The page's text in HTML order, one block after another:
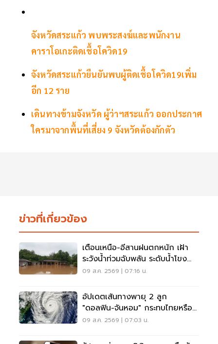
จังหวัดสระแก้ว พบพระสงฆ์และพนักงาน
คาราโอเกะติดเชื้อโควิด19
จังหวัดสระแก้วยืนยันพบผู้ติดเชื้อโควิด19เพิ่ม
อีก 12 ราย
เดินทางข้ามจังหวัด ผู้ว่าฯสระแก้ว ออกประกาศ
ใครมาจากพื้นที่เสี่ยง 9 จังหวัดต้องกักตัว
ข่าวที่เกี่ยวข้อง
เตือนเหนือ-อีสานฝนตกหนัก เฝ้า
ระวังน้ำท่วมฉับพลัน ระดับน้ำโขง
เพิ่มสูง
09 ส.ค. 2569 | 07:16 น.
อัปเดตเส้นทางพายุ 2 ลูก
"ดอลฟิน-จันหอม" กระทบไทยหรือ
ไม่ เช็กเลย
09 ส.ค. 2569 | 07:03 น.